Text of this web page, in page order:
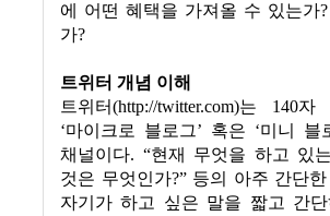
에 어떤 혜택을 가져올 수 있는가?
가?
트위터 개념 이해
트위터(http://twitter.com)는 140자
‘마이크로 블로그’ 혹은 ‘미니 블
채널이다. “현재 무엇을 하고 있
것은 무엇인가?” 등의 아주 간단
자기가 하고 싶은 말을 짧고 간단